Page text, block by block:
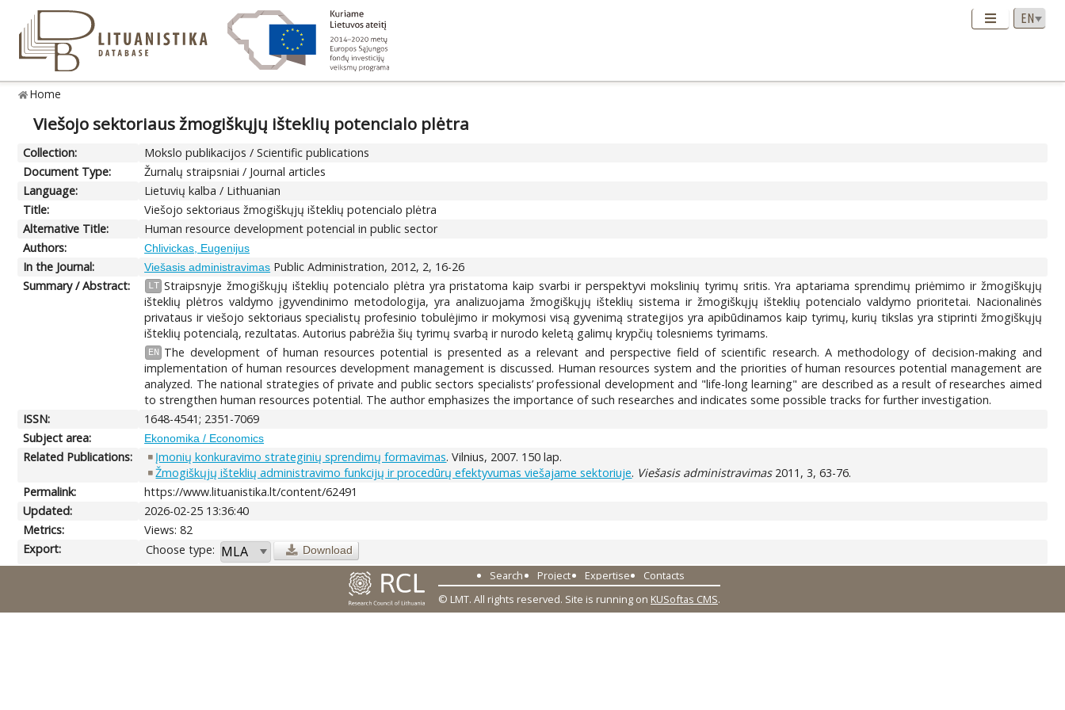
Home
Viešojo sektoriaus žmogiškųjų išteklių potencialo plėtra
Collection:
Mokslo publikacijos / Scientific publications
Document Type:
Žurnalų straipsniai / Journal articles
Language:
Lietuvių kalba / Lithuanian
Title:
Viešojo sektoriaus žmogiškųjų išteklių potencialo plėtra
Alternative Title:
Human resource development potencial in public sector
Authors:
Chlivickas, Eugenijus
In the Journal: Viešasis administravimas Public Administration, 2012, 2, 16-26
Summary / Abstract:
LT Straipsnyje žmogiškųjų išteklių potencialo plėtra yra pristatoma kaip svarbi ir perspektyvi mokslinių tyrimų sritis. Yra aptariama sprendimų priėmimo ir žmogiškųjų
išteklių plėtros valdymo įgyvendinimo metodologija, yra analizuojama žmogiškųjų išteklių sistema ir žmogiškųjų išteklių potencialo valdymo prioritetai. Nacionalinės
privataus ir viešojo sektoriaus specialistų profesinio tobulėjimo ir mokymosi visą gyvenimą strategijos yra apibūdinamos kaip tyrimų, kurių tikslas yra stiprinti žmogiškųjų
išteklių potencialą, rezultatas. Autorius pabrėžia šių tyrimų svarbą ir nurodo keletą galimų krypčių tolesniems tyrimams.
EN
The development of human resources potential is presented as a relevant and perspective field of scientific research. A methodology of decision-making and
implementation of human resources development management is discussed. Human resources system and the priorities of human resources potential management are
analyzed. The national strategies of private and public sectors specialists’ professional development and "life-long learning" are described as a result of researches aimed
to strengthen human resources potential. The author emphasizes the importance of such researches and indicates some possible tracks for further investigation.
ISSN:
1648-4541; 2351-7069
Subject area:
Ekonomika / Economics
Related Publications: Įmonių konkuravimo strateginių sprendimų formavimas. Vilnius, 2007. 150 lap.
Žmogiškųjų išteklių administravimo funkcijų ir procedūrų efektyvumas viešajame sektoriuje. Viešasis administravimas2011, 3, 63-76.
Permalink:
https://www.lituanistika.lt/content/62491
Updated:
2026-02-25 13:36:40
Metrics:
Views: 82
Export:
Choose type: Download
Search Project Expertise
Contacts
© LMT. All rights reserved. Site is running on KUSoftas CMS.